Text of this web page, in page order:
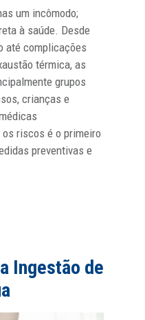
um incômodo;
à saúde. Desde
até complicações
térmica, as
grupos
crianças e
riscos é o primeiro
preventivas e
Ingestão de